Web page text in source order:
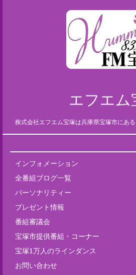
エフエム
株式会社エフエム宝塚は兵庫県宝塚市にある
インフォメーション
全番組ブログ一覧
パーソナリティー
プレゼント情報
番組審議会
宝塚市提供番組・コーナー
宝塚1万人のラインダンス
お問い合わせ